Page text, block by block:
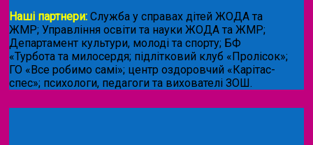
Наші партнери: Служба у справах дітей ЖОДА та
ЖМР; Управління освіти та науки ЖОДА та ЖМР;
Департамент культури, молоді та спорту; БФ
«Турбота та милосердя; підлітковий клуб «Пролісок»;
ГО «Все робимо самі»; центр оздоровчий «Карітас-
спес»; психологи, педагоги та вихователі ЗОШ.